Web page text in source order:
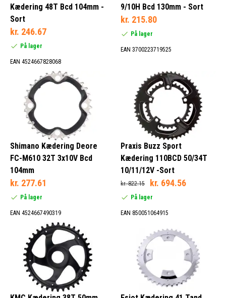
Kædering 48T Bcd 104mm -
Sort
kr. 246.67
På lager
EAN 4524667828068
9/10H Bcd 130mm - Sort
kr. 215.80
På lager
EAN 3700223719525
Shimano Kædering Deore
FC-M610 32T 3x10V Bcd
104mm
kr. 277.61
På lager
EAN 4524667490319
Praxis Buzz Sport
Kædering 110BCD 50/34T
10/11/12V -Sort
kr. 822.15 kr. 694.56
På lager
EAN 850051064915